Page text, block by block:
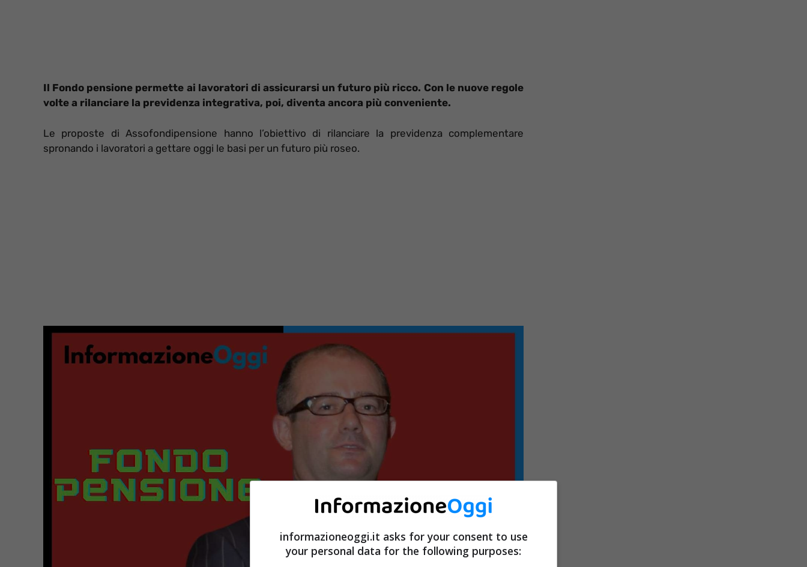
Il Fondo pensione permette ai lavoratori di assicurarsi un futuro più ricco. Con le nuove regole
volte a rilanciare la previdenza integrativa, poi, diventa ancora più conveniente.
Le proposte di Assofondipensione hanno l’obiettivo di rilanciare la previdenza complementare
spronando i lavoratori a gettare oggi le basi per un futuro più roseo.
informazioneoggi.it asks for your consent to use
your personal data for the following purposes: